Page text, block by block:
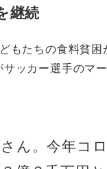
継続
たちの食料貧
ッカー選手のマ
ん。今年コ